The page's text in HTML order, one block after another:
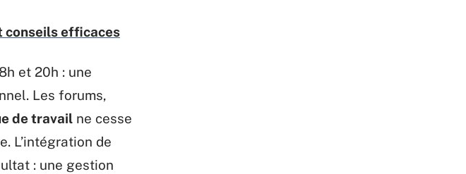
conseils efficaces
et 20h : une
Les forums,
de travail ne cesse
L’intégration de
: une gestion